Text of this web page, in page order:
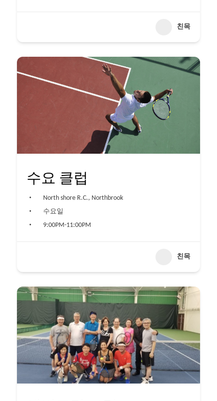
친목
수요 클럽
North shore R.C., Northbrook
수요일
9:00PM-11:00PM
친목